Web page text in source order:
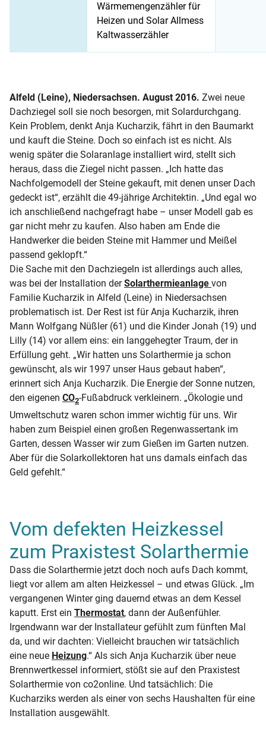
Wärmemengenzähler für
Heizen und Solar Allmess
Kaltwasserzähler
Alfeld (Leine), Niedersachsen. August 2016. Zwei neue
Dachziegel soll sie noch besorgen, mit Solardurchgang.
Kein Problem, denkt Anja Kucharzik, fährt in den Baumarkt
und kauft die Steine. Doch so einfach ist es nicht. Als
wenig später die Solaranlage installiert wird, stellt sich
heraus, dass die Ziegel nicht passen. „Ich hatte das
Nachfolgemodell der Steine gekauft, mit denen unser Dach
gedeckt ist“, erzählt die 49-jährige Architektin. „Und egal wo
ich anschließend nachgefragt habe – unser Modell gab es
gar nicht mehr zu kaufen. Also haben am Ende die
Handwerker die beiden Steine mit Hammer und Meißel
passend geklopft.“
Die Sache mit den Dachziegeln ist allerdings auch alles,
was bei der Installation derSolarthermieanlage von
Familie Kucharzik in Alfeld (Leine) in Niedersachsen
problematisch ist. Der Rest ist für Anja Kucharzik, ihren
Mann Wolfgang Nüßler (61) und die Kinder Jonah (19) und
Lilly (14) vor allem eins: ein langgehegter Traum, der in
Erfüllung geht. „Wir hatten uns Solarthermie ja schon
gewünscht, als wir 1997 unser Haus gebaut haben“,
erinnert sich Anja Kucharzik. Die Energie der Sonne nutzen,
den eigenen CO2-Fußabdruck verkleinern. „Ökologie und
Umweltschutz waren schon immer wichtig für uns. Wir
haben zum Beispiel einen großen Regenwassertank im
Garten, dessen Wasser wir zum Gießen im Garten nutzen.
Aber für die Solarkollektoren hat uns damals einfach das
Geld gefehlt.“
Vom defekten Heizkessel
zum Praxistest Solarthermie
Dass die Solarthermie jetzt doch noch aufs Dach kommt,
liegt vor allem am alten Heizkessel – und etwas Glück. „Im
vergangenen Winter ging dauernd etwas an dem Kessel
kaputt. Erst ein Thermostat, dann der Außenfühler.
Irgendwann war der Installateur gefühlt zum fünften Mal
da, und wir dachten: Vielleicht brauchen wir tatsächlich
eine neue Heizung.“ Als sich Anja Kucharzik über neue
Brennwertkessel informiert, stößt sie auf den Praxistest
Solarthermie von co2online. Und tatsächlich: Die
Kucharziks werden als einer von sechs Haushalten für eine
Installation ausgewählt.